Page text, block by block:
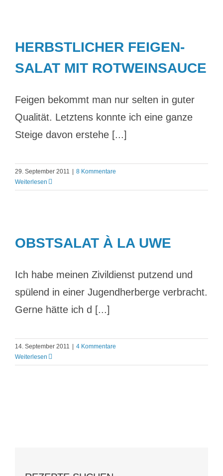
HERBSTLICHER FEIGEN-
SALAT MIT ROTWEINSAUCE
Feigen bekommt man nur selten in guter
Qualität. Letztens konnte ich eine ganze
Steige davon erstehe [...]
29. September 2011
8 Kommentare
Weiterlesen
OBSTSALAT À LA UWE
Ich habe meinen Zivildienst putzend und
spülend in einer Jugendherberge verbracht.
Gerne hätte ich d [...]
14. September 2011
4 Kommentare
Weiterlesen